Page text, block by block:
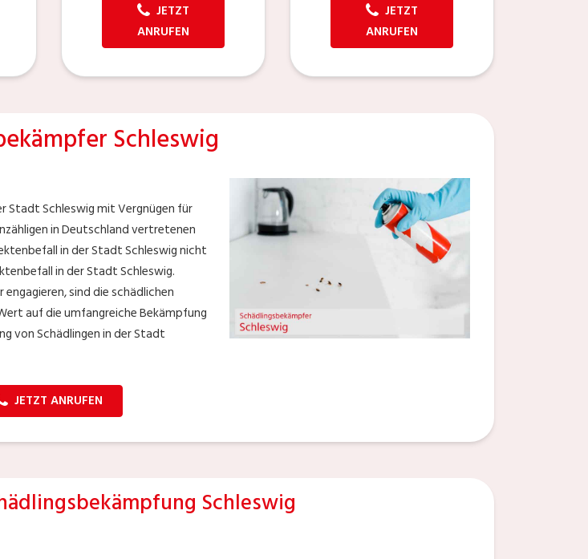
JETZT
ANRUFEN
JETZT
ANRUFEN
Schleswig
Stadt Schleswig mit Vergnügen für
in Deutschland vertretenen
in der Stadt Schleswig nicht
in der Stadt Schleswig.
sind die schädlichen
auf die umfangreiche Bekämpfung
von Schädlingen in der Stadt
JETZT ANRUFEN
Schleswig